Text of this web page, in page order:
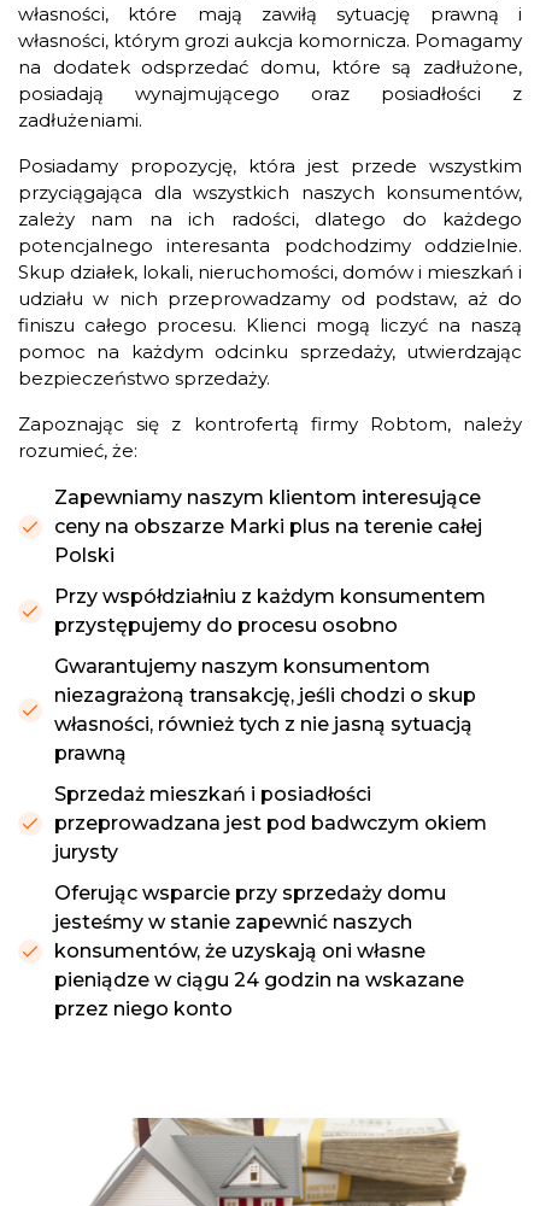
własności, które mają zawiłą sytuację prawną i
własności, którym grozi aukcja komornicza. Pomagamy
na dodatek odsprzedać domu, które są zadłużone,
posiadają wynajmującego oraz posiadłości z
zadłużeniami.
Posiadamy propozycję, która jest przede wszystkim
przyciągająca dla wszystkich naszych konsumentów,
zależy nam na ich radości, dlatego do każdego
potencjalnego interesanta podchodzimy oddzielnie.
Skup działek, lokali, nieruchomości, domów i mieszkań i
udziału w nich przeprowadzamy od podstaw, aż do
finiszu całego procesu. Klienci mogą liczyć na naszą
pomoc na każdym odcinku sprzedaży, utwierdzając
bezpieczeństwo sprzedaży.
Zapoznając się z kontrofertą firmy Robtom, należy
rozumieć, że:
Zapewniamy naszym klientom interesujące
ceny na obszarze Marki plus na terenie całej
Polski
Przy współdziałniu z każdym konsumentem
przystępujemy do procesu osobno
Gwarantujemy naszym konsumentom
niezagrażoną transakcję, jeśli chodzi o skup
własności, również tych z nie jasną sytuacją
prawną
Sprzedaż mieszkań i posiadłości
przeprowadzana jest pod badwczym okiem
jurysty
Oferując wsparcie przy sprzedaży domu
jesteśmy w stanie zapewnić naszych
konsumentów, że uzyskają oni własne
pieniądze w ciągu 24 godzin na wskazane
przez niego konto